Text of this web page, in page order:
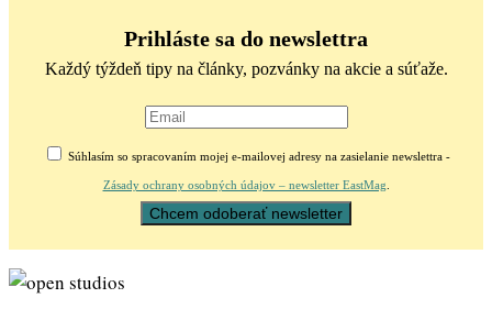
Prihláste sa do newslettra
Každý týždeň tipy na články, pozvánky na akcie a súťaže.
Súhlasím so spracovaním mojej e-mailovej adresy na zasielanie newslettra -
Zásady ochrany osobných údajov – newsletter EastMag